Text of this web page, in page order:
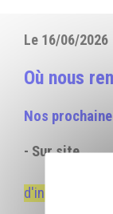
Le 16/06/2026
Où nous
Nos
- Sur site
d'inscription